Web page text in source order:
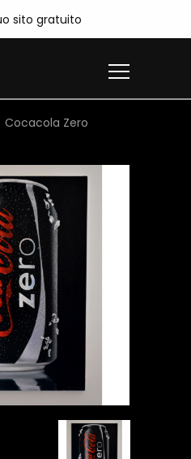
sito gratuito
Cocacola Zero